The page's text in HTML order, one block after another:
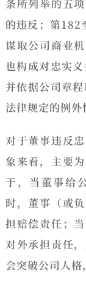
条所列举的五
的违反；第182
谋取公司商业
也构成对忠实
并依据公司章
法律规定的例外
对于董事违反
象来看，主要
于，当董事给
时，董事（或
担赔偿责任；
对外承担责任
会突破公司人格